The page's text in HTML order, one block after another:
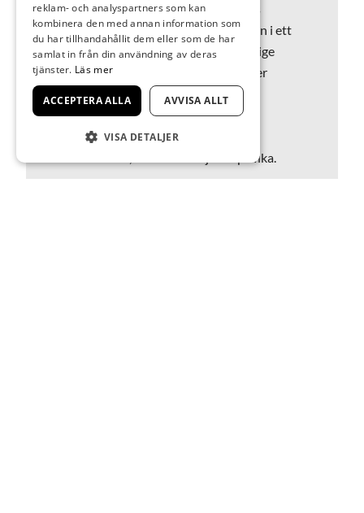
Åberg boken tillsammans med dess
grafiske formgivare Mats Fredrikson i ett
samtal med Wärenstams konstnärlige
ledare Love Jönsson. Boken kommer
finnas till försäljning.
Programmet börjar kl. 18.30. Ingen
föranmälan, fri entré. Vi bjuder på fika.
reklam- och analyspartners som kan
kombinera den med annan information som
du har tillhandahållit dem eller som de har
samlat in från din användning av deras
tjänster. Läs mer
ACCEPTERA ALLA AVVISA ALLT
VISA DETALJER